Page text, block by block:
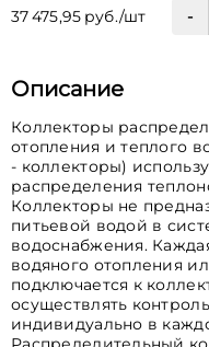
37 475,95 руб./шт
Описание
Коллекторы
отопления и теплого
- коллекторы)
распределения
Коллекторы не
питьевой водой в
водоснабжения.
водяного отопления
подключается к
осуществлять
индивидуально в